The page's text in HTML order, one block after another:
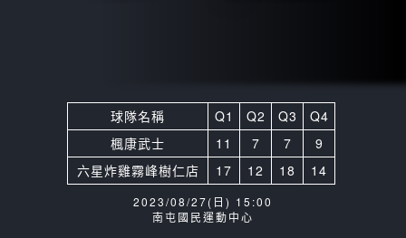
球隊名稱 Q1 Q2 Q3
Q4
楓康武士
11 7 7
9
六星炸雞霧峰樹仁店
17 12 18 14
2023/08/27(日) 15:00
南屯國民運動中心